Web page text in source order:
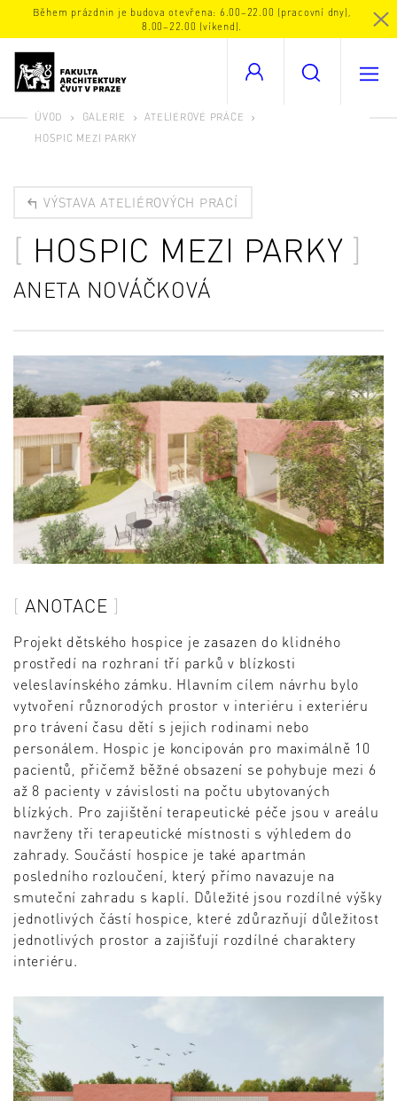
Během prázdnin je budova otevřena: 6.00–22.00 (pracovní dny),
8.00–22.00 (víkend).
ÚVOD GALERIE
ATELIÉROVÉ PRÁCE
HOSPIC MEZI PARKY
VÝSTAVA ATELIÉROVÝCH PRACÍ
HOSPIC MEZI PARKY
ANETA NOVÁČKOVÁ
ANOTACE
Projekt dětského hospice je zasazen do klidného
prostředí na rozhraní tří parků v blízkosti
veleslavínského zámku. Hlavním cílem návrhu bylo
vytvoření různorodých prostor v interiéru i exteriéru
pro trávení času dětí s jejich rodinami nebo
personálem. Hospic je koncipován pro maximálně 10
pacientů, přičemž běžné obsazení se pohybuje mezi 6
až 8 pacienty v závislosti na počtu ubytovaných
blízkých. Pro zajištění terapeutické péče jsou v areálu
navrženy tři terapeutické místnosti s výhledem do
zahrady. Součástí hospice je také apartmán
posledního rozloučení, který přímo navazuje na
smuteční zahradu s kaplí. Důležité jsou rozdílné výšky
jednotlivých částí hospice, které zdůrazňují důležitost
jednotlivých prostor a zajišťují rozdílné charaktery
interiéru.